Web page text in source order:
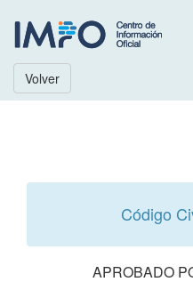
Volver
Código
APROBADO